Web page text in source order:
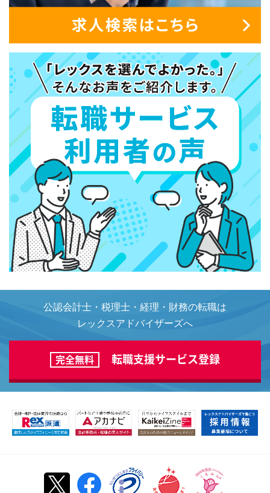
公認会計士・税理士・経理・財務の転職は
レックスアドバイザーズへ
完全無料 転職支援サービス登録